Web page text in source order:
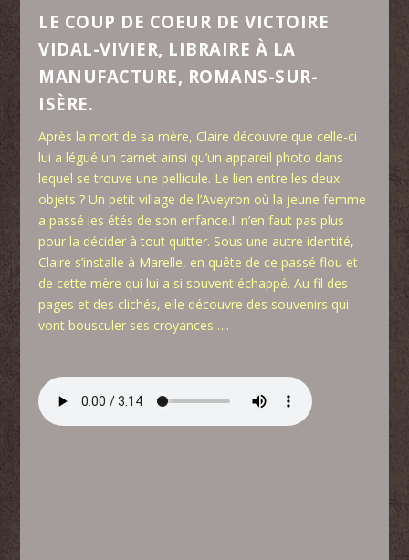
LE COUP DE COEUR DE VICTOIRE
VIDAL-VIVIER, LIBRAIRE À LA
MANUFACTURE, ROMANS-SUR-
ISÈRE.
Après la mort de sa mère, Claire découvre que celle-ci
lui a légué un carnet ainsi qu’un appareil photo dans
lequel se trouve une pellicule. Le lien entre les deux
objets ? Un petit village de l’Aveyron où la jeune femme
a passé les étés de son enfance.Il n’en faut pas plus
pour la décider à tout quitter. Sous une autre identité,
Claire s’installe à Marelle, en quête de ce passé flou et
de cette mère qui lui a si souvent échappé. Au fil des
pages et des clichés, elle découvre des souvenirs qui
vont bousculer ses croyances…..